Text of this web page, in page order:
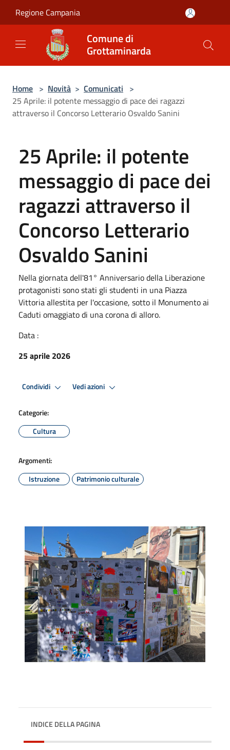
Regione Campania
Comune di
Grottaminarda
Home > Novità > Comunicati >
25 Aprile: il potente messaggio di pace dei ragazzi
attraverso il Concorso Letterario Osvaldo Sanini
25 Aprile: il potente
messaggio di pace dei
ragazzi attraverso il
Concorso Letterario
Osvaldo Sanini
Nella giornata dell'81° Anniversario della Liberazione
protagonisti sono stati gli studenti in una Piazza
Vittoria allestita per l'occasione, sotto il Monumento ai
Caduti omaggiato di una corona di alloro.
Data :
25 aprile 2026
Condividi Vedi azioni
Categorie:
Cultura
Argomenti:
Istruzione
Patrimonio culturale
INDICE DELLA PAGINA